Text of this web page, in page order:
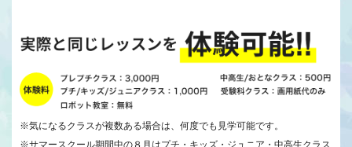
※気になるクラスが複数ある場合は、何度でも見学可能です。